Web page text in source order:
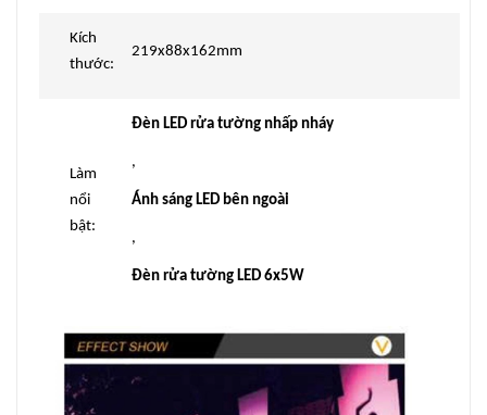
Kích
thước:
219x88x162mm
Làm
nổi
bật:
Đèn LED rửa tường nhấp nháy
,
Ánh sáng LED bên ngoài
,
Đèn rửa tường LED 6x5W